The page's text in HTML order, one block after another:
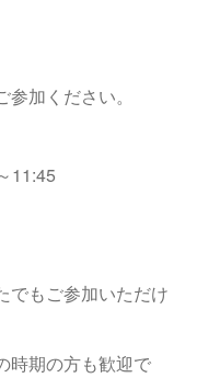
加ください。
11:45
でもご参加いただけ
時期の方も歓迎で